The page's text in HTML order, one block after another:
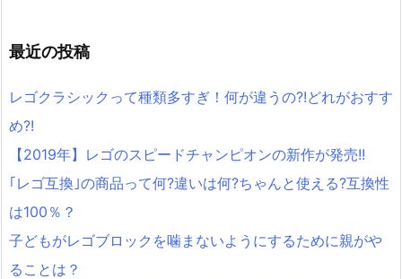
最近の投稿
レゴクラシックって種類多すぎ！何が違うの?!どれがおすす
め?!
【2019年】レゴのスピードチャンピオンの新作が発売!!
｢レゴ互換｣の商品って何?違いは何?ちゃんと使える?互換性
は100％？
子どもがレゴブロックを噛まないようにするために親がや
ることは？